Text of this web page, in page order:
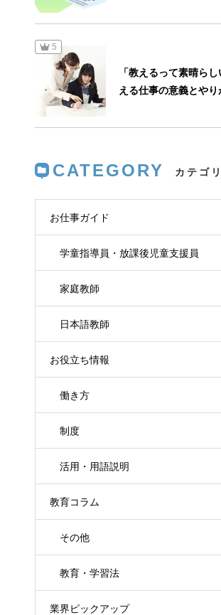
5
「教えるって素晴ら
える仕事の意義とやり
CATEGORY
お仕事ガイド
学童指導員・放課後児童支援員
家庭教師
日本語教師
お役立ち情報
働き方
制度
活用・用語説明
教育コラム
その他
教育・学習法
業界ピックアップ